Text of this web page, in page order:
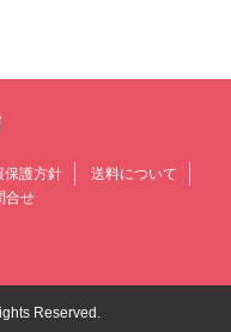
保護方針
送料について
合せ
Reserved.